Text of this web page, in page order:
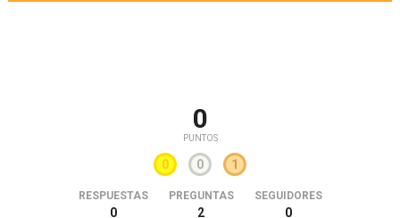
0
PUNTOS
0 0 1
RESPUESTAS
0
PREGUNTAS
2
SEGUIDORES
0